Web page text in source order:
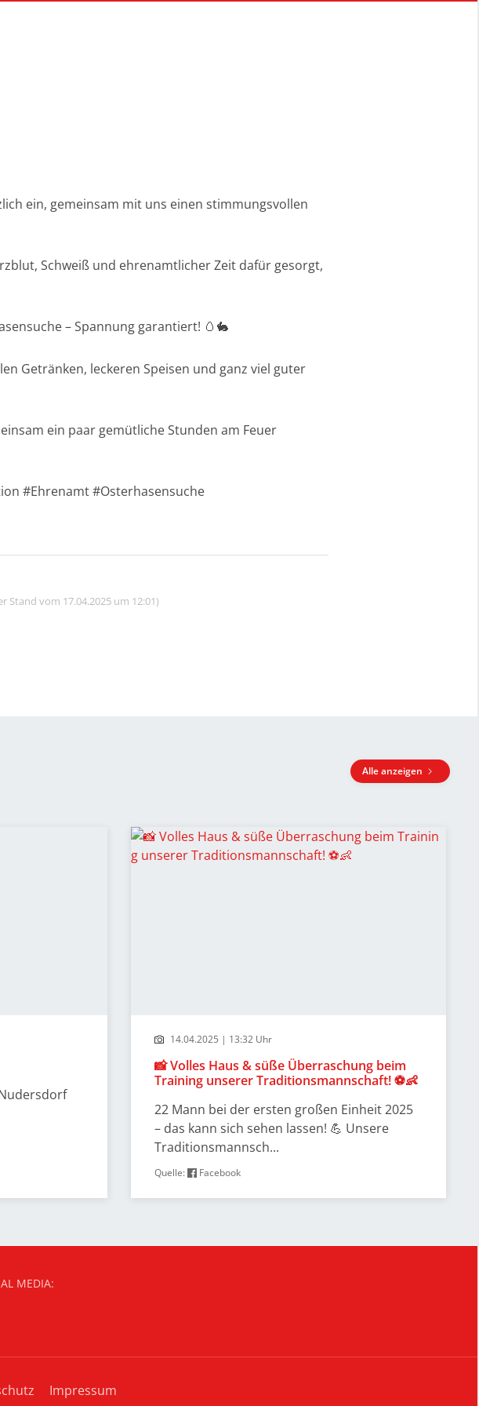
ein, gemeinsam mit uns einen stimmungsvollen
Schweiß und ehrenamtlicher Zeit dafür gesorgt,
– Spannung garantiert! 🥚🐇
Getränken, leckeren Speisen und ganz viel guter
ein paar gemütliche Stunden am Feuer
#Ehrenamt #Osterhasensuche
Stand vom 17.04.2025 um 12:01)
Alle anzeigen
14.04.2025 | 13:32 Uhr
📸 Volles Haus & süße Überraschung beim
Training unserer Traditionsmannschaft! ⚽👶
22 Mann bei der ersten großen Einheit 2025
– das kann sich sehen lassen! 💪 Unsere
Traditionsmannsch...
Quelle: Facebook
MEDIA:
Impressum